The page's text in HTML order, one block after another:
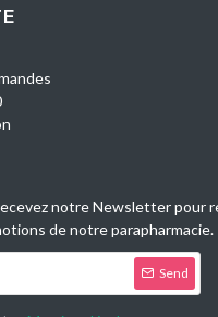
notre Newsletter pour
de notre parapharmacie.
Send